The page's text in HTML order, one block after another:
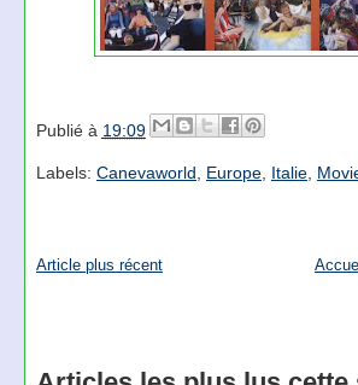
Publié à 19:09
Labels: Canevaworld Europe, Italie,
Article plus récent